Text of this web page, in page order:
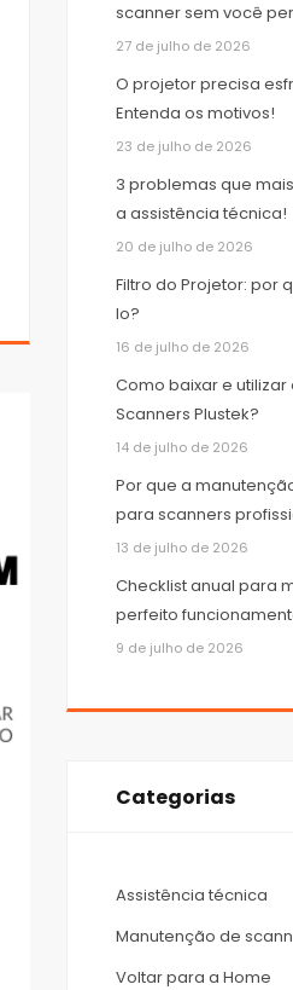
scanner sem você
27 de julho de 2026
O projetor precisa
Entenda os motivos!
23 de julho de 2026
3 problemas que
a assistência técnica!
20 de julho de 2026
Filtro do Projetor: por
lo?
16 de julho de 2026
Como baixar e utilizar
Scanners Plustek?
14 de julho de 2026
Por que a
para scanners
13 de julho de 2026
Checklist anual para
perfeito
9 de julho de 2026
Categorias
Assistência técnica
Manutenção de
Voltar para a Home